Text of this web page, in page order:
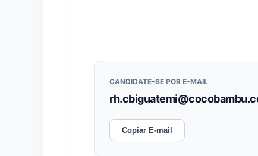
CANDIDATE-SE POR E-MAIL
Copiar E-mail